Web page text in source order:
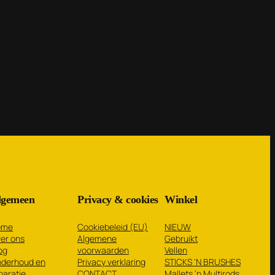
ons
en
Privacy & cookies
Cookiebeleid (EU)
Algemene
voorwaarden
Privacy verklaring
Winkel
NIEUW
Gebruikt
Vellen
STICKS ‘N BRUSHES